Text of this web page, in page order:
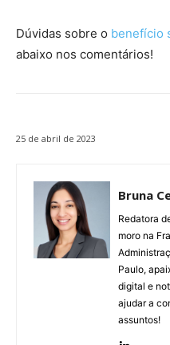
Dúvidas sobre o benefício
abaixo nos comentários!
25 de abril de 2023
Bruna
Redatora
moro na
Paulo,
digital e
ajudar a
assuntos!